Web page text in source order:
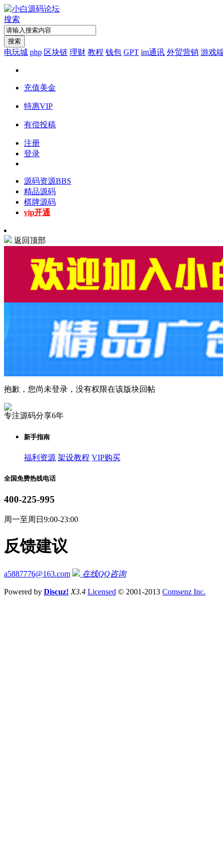
搜索
搜索
电玩城 php 区块链 理财 教程 钱包 GPT im通讯 外贸营销 游戏
充值美金
特惠VIP
有偿投稿
注册
登录
源码资源BBS
精品源码
棋牌源码
vip开通
返回顶部
抱歉，您尚未登录，没有权限在该版块回帖
专注源码分享6年
新手指南
福利资源 架设教程 VIP购买
全国免费热线电话
400-225-995
周一至周日9:00-23:00
反馈建议
a5887776@163.com 在线QQ咨询
Powered by Discuz! X3.4 Licensed © 2001-2013 Comsenz Inc.